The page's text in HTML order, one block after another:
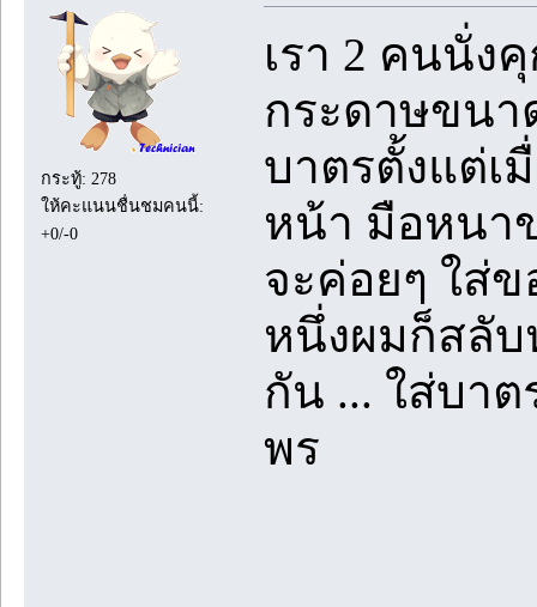
กระทู้: 278
ให้คะแนนชื่นชมคนนี้:
+0/-0
เรา 2 คนนั่ง
กระดาษขนา
บาตรตั้งแต่เ
หน้า มือหนา
จะค่อยๆ ใส่
หนึ่งผมก็สลับ
กัน ... ใส่บา
พร